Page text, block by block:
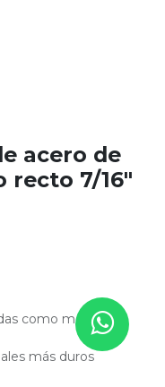
acero de
recto 7/16"
como metales
más duros